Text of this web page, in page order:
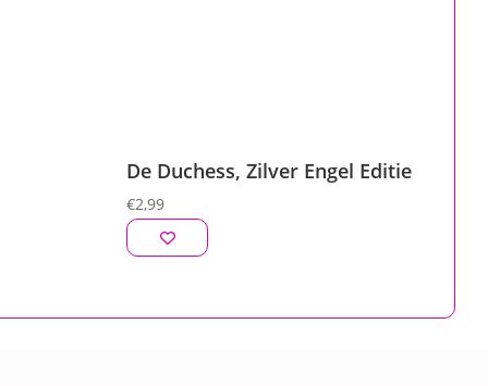
De Duchess, Zilver Engel Editie
€2,99